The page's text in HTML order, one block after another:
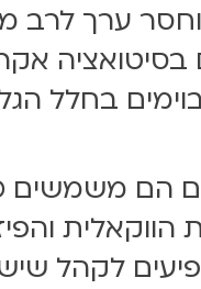
ערך לרב
בחלל
הם משמשים
לקהל שיש